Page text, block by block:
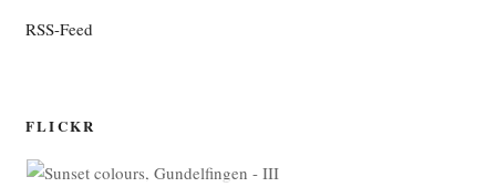
RSS-Feed
FLICKR